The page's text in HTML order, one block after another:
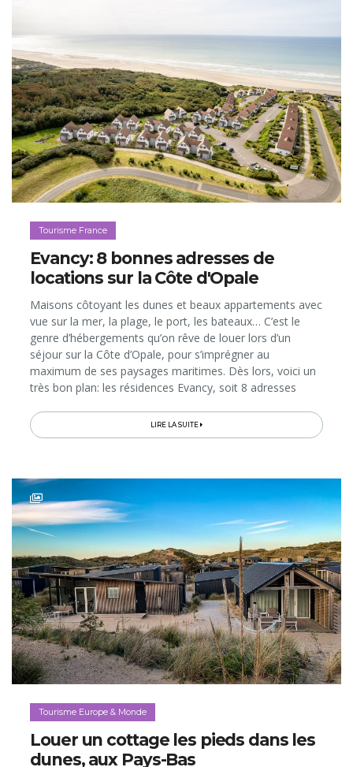
Tourisme France
Evancy: 8 bonnes adresses de
locations sur la Côte d'Opale
Maisons côtoyant les dunes et beaux appartements avec
vue sur la mer, la plage, le port, les bateaux… C’est le
genre d’hébergements qu’on rêve de louer lors d’un
séjour sur la Côte d’Opale, pour s’imprégner au
maximum de ses paysages maritimes. Dès lors, voici un
très bon plan: les résidences Evancy, soit 8 adresses
une situation...
LIRE LA SUITE
Tourisme Europe & Monde
Louer un cottage les pieds dans les
dunes, aux Pays-Bas